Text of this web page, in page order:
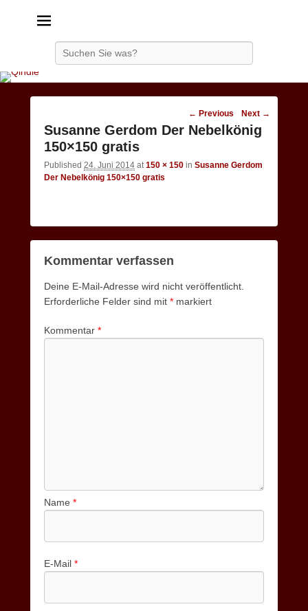
Image
navigation
← Previous Next →
Susanne Gerdom Der Nebelkönig
150×150 gratis
Published 24. Juni 2014 at150 × 150 in Susanne Gerdom
Der Nebelkönig 150×150 gratis
Kommentar verfassen
Deine E-Mail-Adresse wird nicht veröffentlicht.
Erforderliche Felder sind mit * markiert
Kommentar *
Name *
E-Mail *